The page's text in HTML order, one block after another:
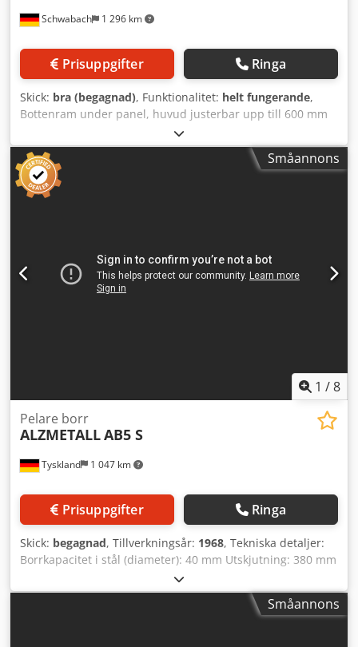
Schwabach 1 296 km
Prisuppgifter Ringa
Skick: bra (begagnad), Funktionalitet: helt fungerande,
Bottenram under panel, huvud justerbar upp till 600 mm
Codpfx Aozixglod Seha Borrkapacitet 40 mm 2
varvtalsområden, steglös 60–1600 varv/min 3 matningar:
0,1 / 0,16 / 0,25 mm/varv Fäste: MK 4 Utsprång ca. 330 mm
Spindellyft 220 mm Vikt uppskattad till 1 ton (Här som
exempel: 1-axligt bord med tvärrörelse 250 mm, spännyta
Småannons
1 /8
Tyskland 1 047 km
Pelare borr
ALZMETALLAB5 S
Prisuppgifter Ringa
Skick: begagnad, Tillverkningsår: 1968, Tekniska detaljer:
Borrkapacitet i stål (diameter): 40 mm Utskjutning: 380 mm
Borrdjup: 240 mm Spindelinfästning MK: MK 5
Spindelvarvtal: ej angivet varv/min Matning: 0,1 / 0,14 / 0,2
/ 0,28 / 0,4 (manuell + automatisk) mm/varv Spindel-till-
Småannons